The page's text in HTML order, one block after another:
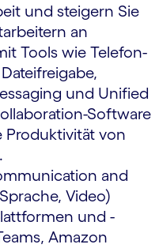
und steigern Sie
an
Tools wie Telefon-
und Unified
Software
Produktivität von
and
Video)
und -
Amazon